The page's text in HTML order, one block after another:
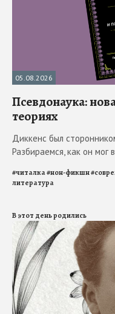
05.08.2026
Псевдонаука:
теориях
Диккенс был
Разбираемся, как он мог
#читалка#нон-фикшн#
литература
В этот день родились